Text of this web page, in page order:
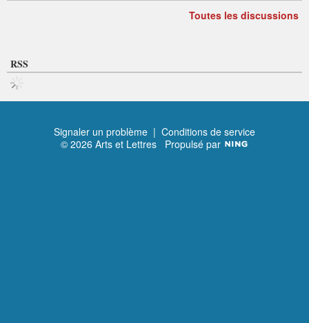
Toutes les discussions
RSS
Signaler un problème | Conditions de service
© 2026 Arts et Lettres Propulsé par